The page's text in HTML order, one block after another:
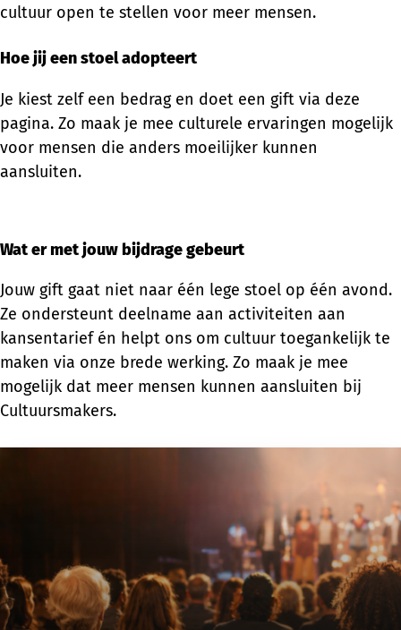
cultuur open te stellen voor meer mensen.
Hoe jij een stoel adopteert
Je kiest zelf een bedrag en doet een gift via deze
pagina. Zo maak je mee culturele ervaringen mogelijk
voor mensen die anders moeilijker kunnen
aansluiten.
Wat er met jouw bijdrage gebeurt
Jouw gift gaat niet naar één lege stoel op één avond.
Ze ondersteunt deelname aan activiteiten aan
kansentarief én helpt ons om cultuur toegankelijk te
maken via onze brede werking. Zo maak je mee
mogelijk dat meer mensen kunnen aansluiten bij
Cultuursmakers.